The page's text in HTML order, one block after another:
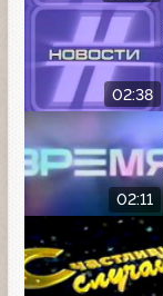
02:38
02:11